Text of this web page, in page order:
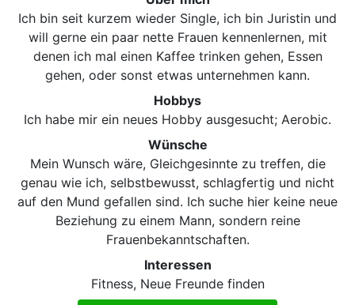
Ich bin seit kurzem wieder Single, ich bin Juristin und
will gerne ein paar nette Frauen kennenlernen, mit
denen ich mal einen Kaffee trinken gehen, Essen
gehen, oder sonst etwas unternehmen kann.
Hobbys
Ich habe mir ein neues Hobby ausgesucht; Aerobic.
Wünsche
Mein Wunsch wäre, Gleichgesinnte zu treffen, die
genau wie ich, selbstbewusst, schlagfertig und nicht
auf den Mund gefallen sind. Ich suche hier keine neue
Beziehung zu einem Mann, sondern reine
Frauenbekanntschaften.
Interessen
Fitness, Neue Freunde finden